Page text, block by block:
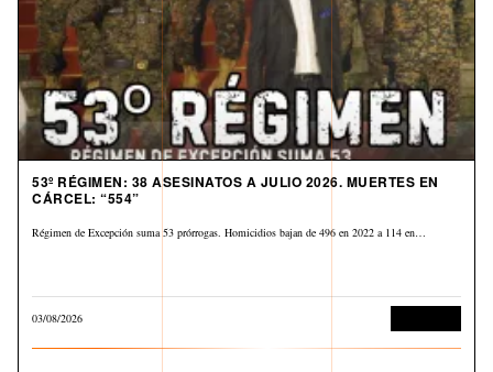
53º RÉGIMEN: 38 ASESINATOS A JULIO 2026. MUERTES EN
CÁRCEL: “554”
Régimen de Excepción suma 53 prórrogas. Homicidios bajan de 496 en 2022 a 114 en…
03/08/2026